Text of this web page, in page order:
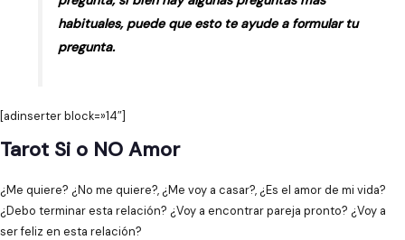
habituales, puede que esto te ayude a formular tu
pregunta.
[adinserter block=»14″]
Tarot Si o NO Amor
¿Me quiere? ¿No me quiere?, ¿Me voy a casar?, ¿Es el amor de mi vida?
¿Debo terminar esta relación? ¿Voy a encontrar pareja pronto? ¿Voy a
ser feliz en esta relación?